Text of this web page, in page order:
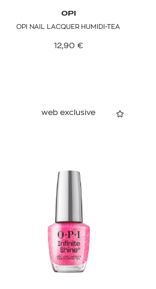
OPI
OPI NAIL LACQUER HUMIDI-TEA
12,90 €
web exclusive